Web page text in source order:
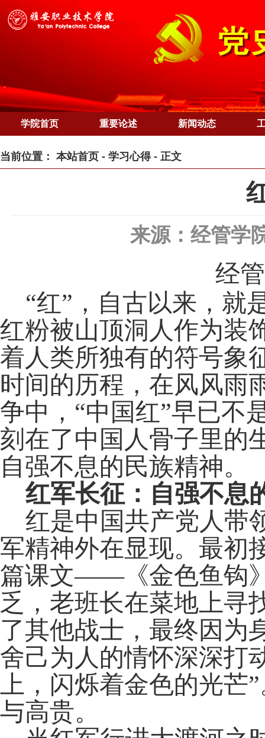
学院首页 重要论述 新闻动态
当前位置： 本站首页 - 学习心得- 正文
来源：经管学
经
“红”，自古以来，就
红粉被山顶洞人作为装
着人类所独有的符号象
时间的历程，在风风雨
争中，“中国红”早已不
刻在了中国人骨子里的
自强不息的民族精神。
红军长征：自强不息
红是中国共产党人带
军精神外在显现。最初
篇课文——《金色鱼钩
乏，老班长在菜地上寻
了其他战士，最终因为
舍己为人的情怀深深打
上，闪烁着金色的光
与高贵。